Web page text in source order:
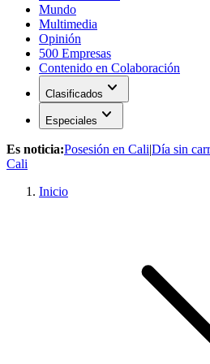
Mundo
Multimedia
Opinión
500 Empresas
Contenido en Colaboración
Clasificados expand_more
Especiales expand_more
Es noticia:Posesión en Cali|Día sin
Cali
Inicio